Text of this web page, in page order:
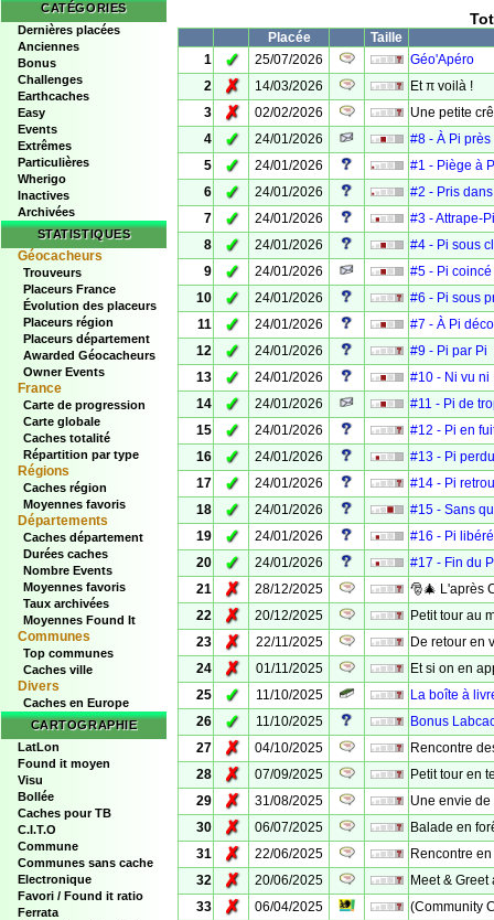
CATÉGORIES
Dernières placées
Anciennes
Bonus
Challenges
Earthcaches
Easy
Events
Extrêmes
Particulières
Wherigo
Inactives
Archivées
STATISTIQUES
Géocacheurs
Trouveurs
Placeurs France
Évolution des placeurs
Placeurs région
Placeurs département
Awarded Géocacheurs
Owner Events
France
Carte de progression
Carte globale
Caches totalité
Répartition par type
Régions
Caches région
Moyennes favoris
Départements
Caches département
Durées caches
Nombre Events
Moyennes favoris
Taux archivées
Moyennes Found It
Communes
Top communes
Caches ville
Divers
Caches en Europe
CARTOGRAPHIE
LatLon
Found it moyen
Visu
Bollée
Caches pour TB
C.I.T.O
Commune
Communes sans cache
Electronique
Favori / Found it ratio
Ferrata
Placée
Taille
1
✓ 25/07/2026
Géo'Apéro
2
✗ 14/03/2026
Et π voilà !
3
✗ 02/02/2026
Une petite
4
✓ 24/01/2026
#8 - À Pi près
5
✓ 24/01/2026
#1 - Piège à
6
✓ 24/01/2026
#2 - Pris
7
✓ 24/01/2026
#3 - Attrape-Pi
8
✓ 24/01/2026
#4 - Pi sous
9
✓ 24/01/2026
#5 - Pi coincé
10
✓ 24/01/2026
#6 - Pi sous
11
✓ 24/01/2026
#7 - À Pi
12
✓ 24/01/2026
#9 - Pi par Pi
13
✓ 24/01/2026
#10 - Ni vu ni
14
✓ 24/01/2026
#11 - Pi de
15
✓ 24/01/2026
#12 - Pi en
16
✓ 24/01/2026
#13 - Pi perdu
17
✓ 24/01/2026
#14 - Pi
18
✓ 24/01/2026
#15 - Sans
19
✓ 24/01/2026
#16 - Pi libéré
20
✓ 24/01/2026
#17 - Fin du
21
✗ 28/12/2025
🎅🎄 L'après
22
✗ 20/12/2025
Petit tour au
23
✗ 22/11/2025
De retour en
24
✗ 01/11/2025
Et si on en
25
✓ 11/10/2025
La boîte à
26
✓ 11/10/2025
Bonus
27
✗ 04/10/2025
Rencontre
28
✗ 07/09/2025
Petit tour en
29
✗ 31/08/2025
Une envie
30
✗ 06/07/2025
Balade en
31
✗ 22/06/2025
Rencontre
32
✗ 20/06/2025
Meet &
33
✗ 06/04/2025
(Community